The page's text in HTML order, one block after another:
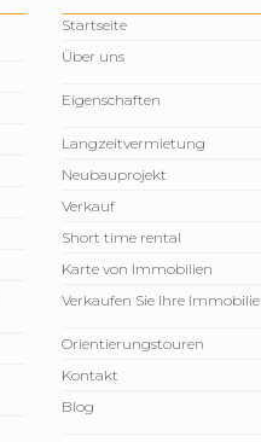
Startseite
Über uns
Eigenschaften
Langzeitvermietung
Neubauprojekt
Verkauf
Short time rental
Karte von Immobilien
Verkaufen Sie Ihre Immobilie
Orientierungstouren
Kontakt
Blog